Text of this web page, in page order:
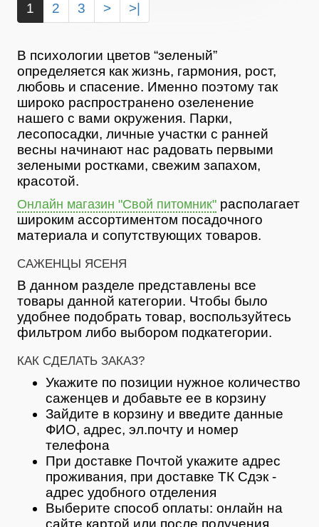
1 2 3 > >|
В психологии цветов “зеленый”
определяется как жизнь, гармония, рост,
любовь и спасение. Именно поэтому так
широко распространено озеленение
нашего с вами окружения. Парки,
лесопосадки, личные участки с ранней
весны начинают нас радовать первыми
зелеными ростками, свежим запахом,
красотой.
Онлайн магазин "Свой питомник" располагает
широким ассортиментом посадочного
материала и сопутствующих товаров.
САЖЕНЦЫ ЯСЕНЯ
В данном разделе представлены все
товары данной категории. Чтобы было
удобнее подобрать товар, воспользуйтесь
фильтром либо выбором подкатегории.
КАК СДЕЛАТЬ ЗАКАЗ?
Укажите по позиции нужное количество
саженцев и добавьте ее в корзину
Зайдите в корзину и введите данные
ФИО, адрес, эл.почту и номер
телефона
При доставке Почтой укажите адрес
проживания, при доставке ТК Сдэк -
адрес удобного отделения
Выберите способ оплаты: онлайн на
сайте картой или после получения